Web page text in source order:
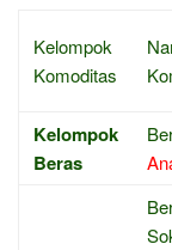
Kelompok
Komoditas
Kelompok
Beras